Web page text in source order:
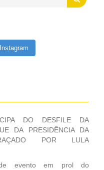
mandato,
DO DESFILE DA
DA PRESIDÊNCIA DA
POR LULA
de evento em prol do